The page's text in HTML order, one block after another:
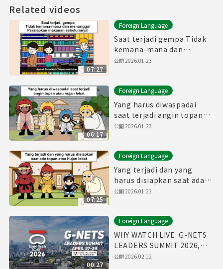
Related videos
07:27
Foreign Language
Saat terjadi gempa Tidak
kemana-mana dan
menunggu! Persiapkan
公開2026.01.23
06:17
Foreign Language
Yang harus diwaspadai
saat terjadi angin topan
atau hujan lebat
公開2026.01.23
07:25
Foreign Language
Yang terjadi dan yang
harus disiapkan saat ada
topan atau hujan lebat
公開2026.01.23
00:27
Foreign Language
WHY WATCH LIVE: G-NETS
LEADERS SUMMIT 2026,
April 27-29
公開2026.02.12